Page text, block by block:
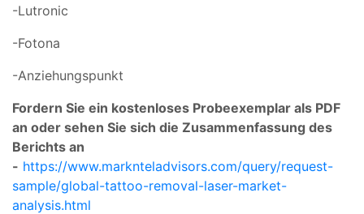
-Lutronic
-Fotona
-Anziehungspunkt
Fordern Sie ein kostenloses Probeexemplar als PDF
an oder sehen Sie sich die Zusammenfassung des
Berichts an
- https://www.marknteladvisors.com/query/request-
sample/global-tattoo-removal-laser-market-
analysis.html